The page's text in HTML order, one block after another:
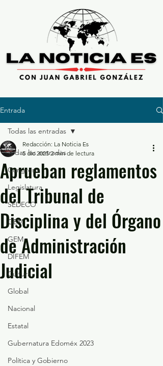
Entrada
Todas las entradas
Congreso
Legislatura
SEDECO
GEM
GEM
DIFEM
Cultura
Global
Nacional
Estatal
Gubernatura Edoméx 2023
Política y Gobierno
Todas las entradas
Aprueban reglamentos
del Tribunal de
Disciplina y del Órgano
de Administración
Judicial
Redacción: La Noticia Es
5 dic 2025 2 min de lectura